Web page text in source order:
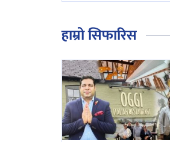
हाम्रो सिफारिस